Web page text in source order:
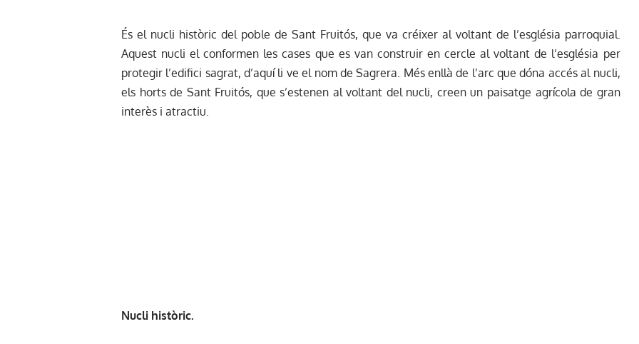
És el nucli històric del poble de Sant Fruitós, que va créixer al voltant de l’església parroquial.
Aquest nucli el conformen les cases que es van construir en cercle al voltant de l’església per
protegir l’edifici sagrat, d’aquí li ve el nom de Sagrera. Més enllà de l’arc que dóna accés al nucli,
els horts de Sant Fruitós, que s’estenen al voltant del nucli, creen un paisatge agrícola de gran
interès i atractiu.
Nucli històric.